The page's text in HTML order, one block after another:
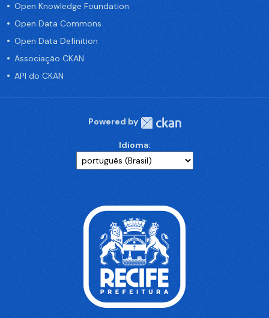
Open Knowledge Foundation
Open Data Commons
Open Data Definition
Associação CKAN
API do CKAN
Powered by
Idioma